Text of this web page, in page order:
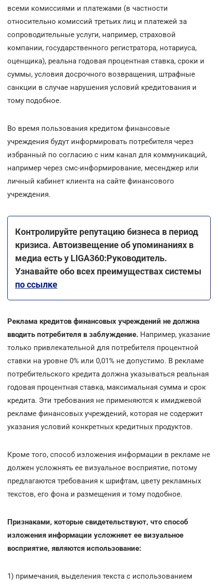
всеми комиссиями и платежами (в частности
относительно комиссий третьих лиц и платежей за
сопроводительные услуги, например, страховой
компании, государственного регистратора, нотариуса,
оценщика), реальна годовая процентная ставка, сроки и
суммы, условия досрочного возвращения, штрафные
санкции в случае нарушения условий кредитования и
тому подобное.
Во время пользования кредитом финансовые
учреждения будут информировать потребителя через
избранный по согласию с ним канал для коммуникаций,
например через смс-информирование, месенджер или
личный кабинет клиента на сайте финансового
учреждения.
Контролируйте репутацию бизнеса в период
кризиса. Автоизвещение об упоминаниях в
медиа есть у LIGA360:Руководитель.
Узнавайте обо всех преимуществах системы
по ссылке
Реклама кредитов финансовых учреждений не должна
вводить потребителя в заблуждение. Например, указание
только привлекательной для потребителя процентной
ставки на уровне 0% или 0,01% не допустимо. В рекламе
потребительского кредита должна указываться реальная
годовая процентная ставка, максимальная сумма и срок
кредита. Эти требования не применяются к имиджевой
рекламе финансовых учреждений, которая не содержит
указания условий конкретных кредитных продуктов.
Кроме того, способ изложения информации в рекламе не
должен усложнять ее визуальное восприятие, потому
предлагаются требования к шрифтам, цвету рекламных
текстов, его фона и размещения и тому подобное.
Признаками, которые свидетельствуют, что способ
изложения информации усложняет ее визуальное
восприятие, являются использование:
1) примечания, выделения текста с использованием